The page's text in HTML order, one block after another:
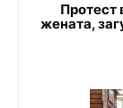
Протест
жената,